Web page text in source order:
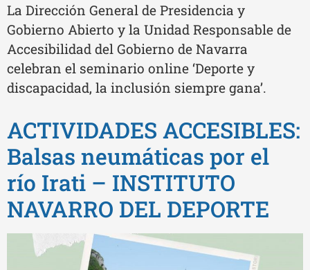
La Dirección General de Presidencia y
Gobierno Abierto y la Unidad Responsable de
Accesibilidad del Gobierno de Navarra
celebran el seminario online ‘Deporte y
discapacidad, la inclusión siempre gana’.
ACTIVIDADES ACCESIBLES:
Balsas neumáticas por el
río Irati – INSTITUTO
NAVARRO DEL DEPORTE